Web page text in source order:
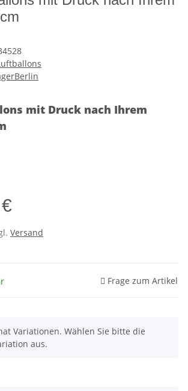
mit Druck nach Ihrem
Versand
Frage zum Artikel
Variationen. Wählen Sie bitte die
aus.